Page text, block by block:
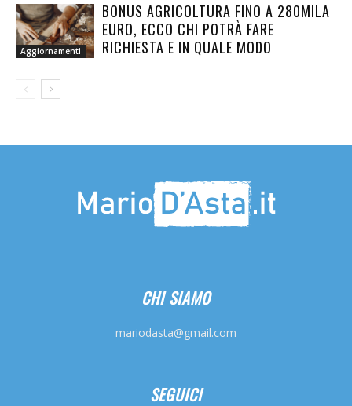
Aggiornamenti
BONUS AGRICOLTURA FINO A 280MILA
EURO, ECCO CHI POTRÀ FARE
RICHIESTA E IN QUALE MODO
CHI SIAMO
mariodasta@gmail.com
SEGUICI